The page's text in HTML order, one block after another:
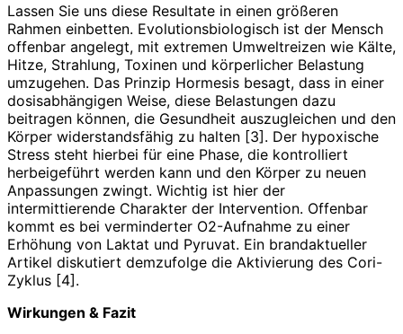
Lassen Sie uns diese Resultate in einen größeren
Rahmen einbetten. Evolutionsbiologisch ist der Mensch
offenbar angelegt, mit extremen Umweltreizen wie Kälte,
Hitze, Strahlung, Toxinen und körperlicher Belastung
umzugehen. Das Prinzip Hormesis besagt, dass in einer
dosisabhängigen Weise, diese Belastungen dazu
beitragen können, die Gesundheit auszugleichen und den
Körper widerstandsfähig zu halten [3]. Der hypoxische
Stress steht hierbei für eine Phase, die kontrolliert
herbeigeführt werden kann und den Körper zu neuen
Anpassungen zwingt. Wichtig ist hier der
intermittierende Charakter der Intervention. Offenbar
kommt es bei verminderter O2-Aufnahme zu einer
Erhöhung von Laktat und Pyruvat. Ein brandaktueller
Artikel diskutiert demzufolge die Aktivierung des Cori-
Zyklus [4].
Wirkungen & Fazit